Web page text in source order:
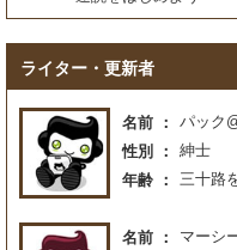
ライター・更新者
名前
パック
性別
紳士
年齢
三十路
名前
マーシ